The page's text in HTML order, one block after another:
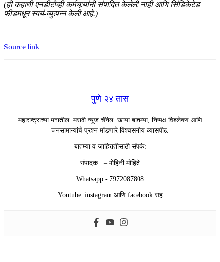
(ही कहाणी एनडीटीव्ही कर्मचार्‍यांनी संपादित केलेली नाही आणि सिंडिकेटेड
फीडमधून स्वयं-व्युत्पन्न केली आहे.)
Source link
पुणे २४ तास
महाराष्ट्राच्या मनातील मराठी न्यूज चॅनेल. खऱ्या बातम्या, निष्पक्ष विश्लेषण आणि
जनसामान्यांचे प्रश्न मांडणारे विश्वसनीय व्यासपीठ.
बातम्या व जाहिरातीसाठी संपर्क:
संपादक : – मोहिनी मोहिते
Whatsapp:- 7972087808
Youtube, instagram आणि facebook सह